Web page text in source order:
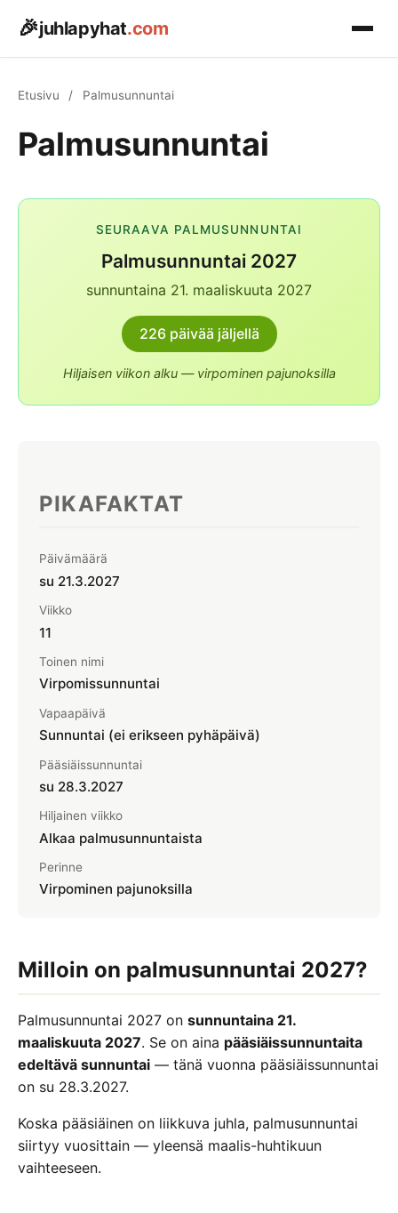
🎉juhlapyhat.com
Pyhäpäivät
Pääsiäinen
Vappu 1.5.
Helatorstai
Palmusunnuntai
Aprillipäivä 1.4.
Laskiainen
Ystävänpäivä 14.2.
Naistenpäivä 8.3.
📅 Mitä tänään on?
Koko vuoden kalenteri
🏖️ Arkipyhät 2026
Pyhäpäivät & vapaapäivät
Suomen liputuspäivät
Astronomia
☀️ Päivänseisaukset
Kevät, kesä, syksy, talvi
🌕 Täysikuu 2026
Kuukalenteri & superkuut
⏰ Kellojen siirto
Blogi
Etusivu / Palmusunnuntai
Palmusunnuntai
SEURAAVA PALMUSUNNUNTAI
Palmusunnuntai 2027
sunnuntaina 21. maaliskuuta 2027
226 päivää jäljellä
Hiljaisen viikon alku — virpominen pajunoksilla
PIKAFAKTAT
Päivämäärä
su 21.3.2027
Viikko
11
Toinen nimi
Virpomissunnuntai
Vapaapäivä
Sunnuntai (ei erikseen pyhäpäivä)
Pääsiäissunnuntai
su 28.3.2027
Hiljainen viikko
Alkaa palmusunnuntaista
Perinne
Virpominen pajunoksilla
Milloin on palmusunnuntai 2027?
Palmusunnuntai 2027 on sunnuntaina 21.
maaliskuuta 2027. Se on aina pääsiäissunnuntaita
edeltävä sunnuntai — tänä vuonna pääsiäissunnuntai
on su 28.3.2027.
Koska pääsiäinen on liikkuva juhla, palmusunnuntai
siirtyy vuosittain — yleensä maalis-huhtikuun
vaihteeseen.